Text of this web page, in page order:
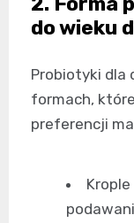
do wieku
Probiotyki dla
formach,
preferencji